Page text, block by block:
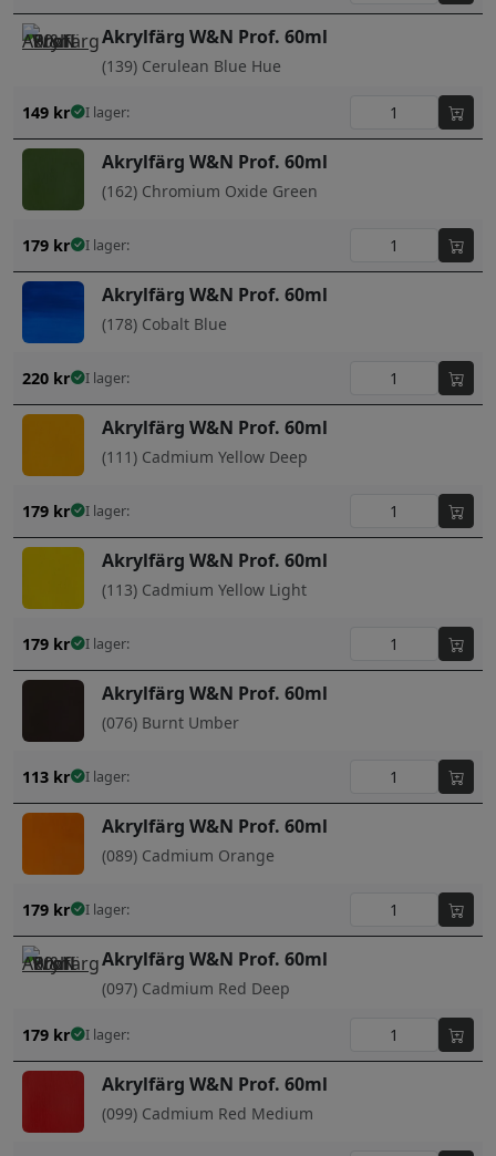
Akrylfärg W&N Prof. 60ml
(139) Cerulean Blue Hue
149 kr I lager:
Akrylfärg W&N Prof. 60ml
(162) Chromium Oxide Green
179 kr I lager:
Akrylfärg W&N Prof. 60ml
(178) Cobalt Blue
220 kr I lager:
Akrylfärg W&N Prof. 60ml
(111) Cadmium Yellow Deep
179 kr I lager:
Akrylfärg W&N Prof. 60ml
(113) Cadmium Yellow Light
179 kr I lager:
Akrylfärg W&N Prof. 60ml
(076) Burnt Umber
113 kr I lager:
Akrylfärg W&N Prof. 60ml
(089) Cadmium Orange
179 kr I lager:
Akrylfärg W&N Prof. 60ml
(097) Cadmium Red Deep
179 kr I lager:
Akrylfärg W&N Prof. 60ml
(099) Cadmium Red Medium